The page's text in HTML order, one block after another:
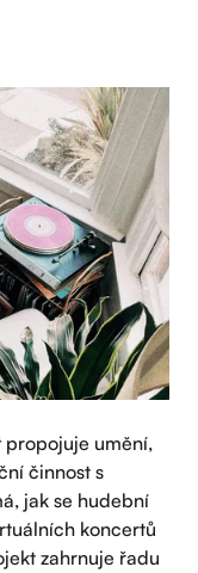
propojuje umění,
činnost s
jak se hudební
koncertů
zahrnuje řadu